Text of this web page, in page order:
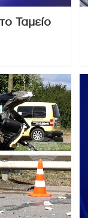
Ταμείο